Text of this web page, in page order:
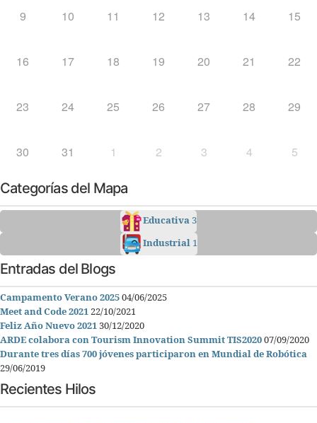
9 10 11 12 13 14 15
16 17 18 19 20 21 22
23 24 25 26 27 28 29
30 31 1 2 3 4 5
Categorías del Mapa
Educativa3
Industrial 1
Entradas del Blogs
Campamento Verano 202504/06/2025
Meet and Code 202122/10/2021
Feliz Año Nuevo 202130/12/2020
ARDE colabora con Tourism Innovation Summit TIS202007/09/2020
Durante tres días 700 jóvenes participaron en Mundial de Robótica
29/06/2019
Recientes Hilos